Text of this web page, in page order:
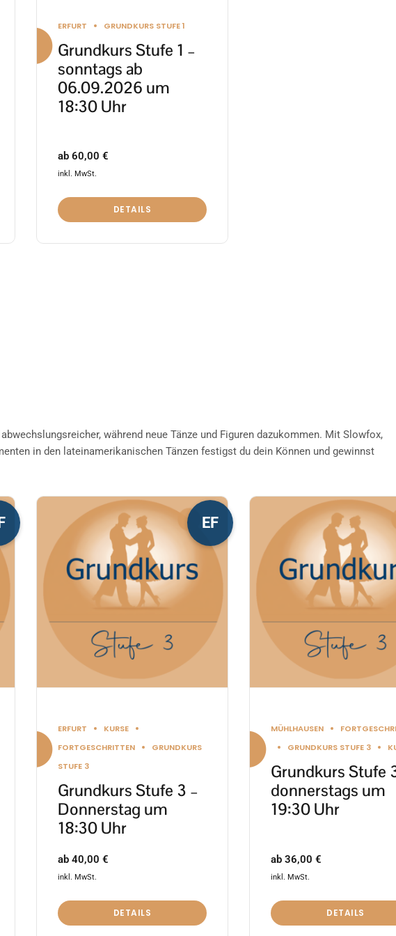
ERFURT GRUNDKURS STUFE 1
Grundkurs Stufe 1 –
sonntags ab
06.09.2026 um
18:30 Uhr
ab 60,00 €
inkl. MwSt.
DETAILS
gewählt
werden
während neue Tänze und Figuren dazukommen. Mit Slowfox,
in den lateinamerikanischen Tänzen festigst du dein Können und gewinnst
EF
ERFURT
KURSE
FORTGESCHRITTEN
GRUNDKURS
STUFE 3
Grundkurs Stufe 3 –
Donnerstag um
18:30 Uhr
ab 40,00 €
inkl. MwSt.
DETAILS
Produkt
weist
mehrere
Varianten
Optionen
können
gewählt
werden
MÜHLHAUSEN
GRUNDKURS STUFE 3
Grundkurs Stufe
donnerstags um
19:30 Uhr
ab36,00€
inkl. MwSt.
DETAILS
Produkt
weist
mehrere
Varianten
Optionen
können
gewählt
werden